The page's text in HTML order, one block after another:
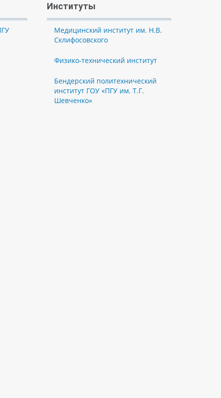
Институты
Медицинский институт им. Н.В.
Склифосовского
Физико-технический институт
Бендерский политехнический
институт ГОУ «ПГУ им. Т.Г.
Шевченко»